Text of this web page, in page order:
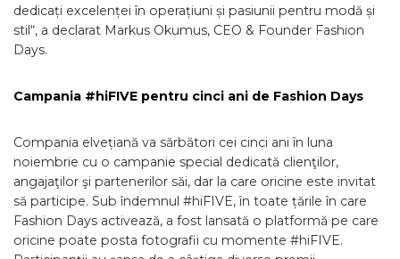
dedicați excelenței în operațiuni și pasiunii pentru modă și
stil“, a declarat Markus Okumus, CEO & Founder Fashion
Days.
Campania #hiFIVE pentru cinci ani de Fashion Days
Compania elvețiană va sărbători cei cinci ani în luna
noiembrie cu o campanie special dedicată clienţilor,
angajaţilor şi partenerilor săi, dar la care oricine este invitat
să participe. Sub îndemnul #hiFIVE, în toate țările în care
Fashion Days activează, a fost lansată o platformă pe care
oricine poate posta fotografii cu momente #hiFIVE.